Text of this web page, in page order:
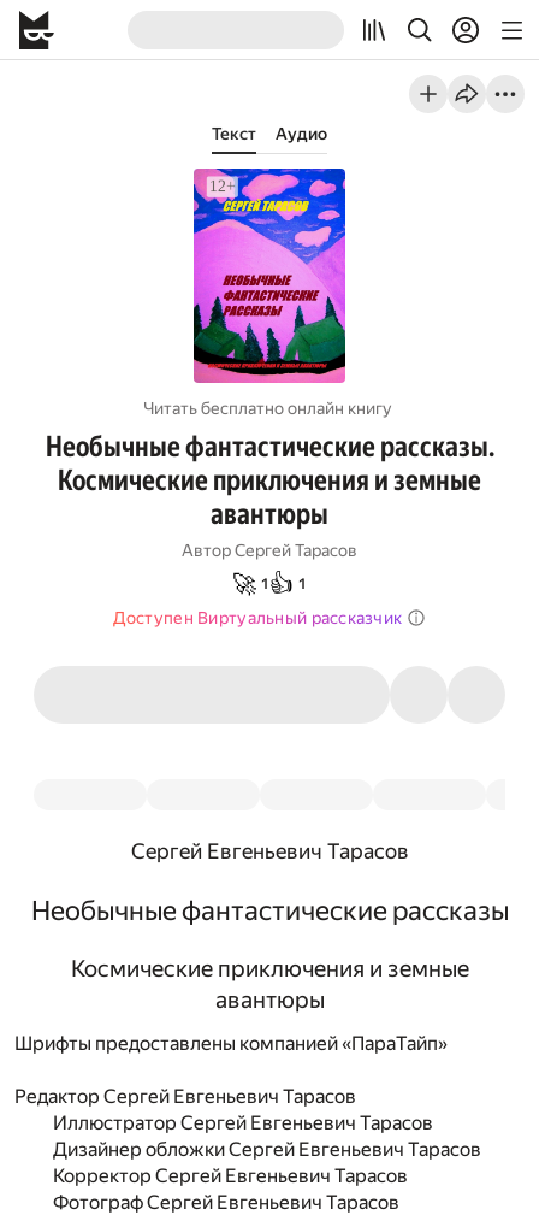
Текст Аудио
Читать бесплатно онлайн книгу
Необычные фантастические рассказы.
Космические приключения и земные
авантюры
АвторСергей Тарасов
🚀 1 👍 1
Доступен Виртуальный рассказчик
Сергей Евгеньевич Тарасов
Необычные фантастические рассказы
Космические приключения и земные
авантюры
Шрифты предоставлены компанией «ПараТайп»
Редактор Сергей Евгеньевич Тарасов
Иллюстратор Сергей Евгеньевич Тарасов
Дизайнер обложкиСергей Евгеньевич Тарасов
Корректор Сергей Евгеньевич Тарасов
ФотографСергей Евгеньевич Тарасов